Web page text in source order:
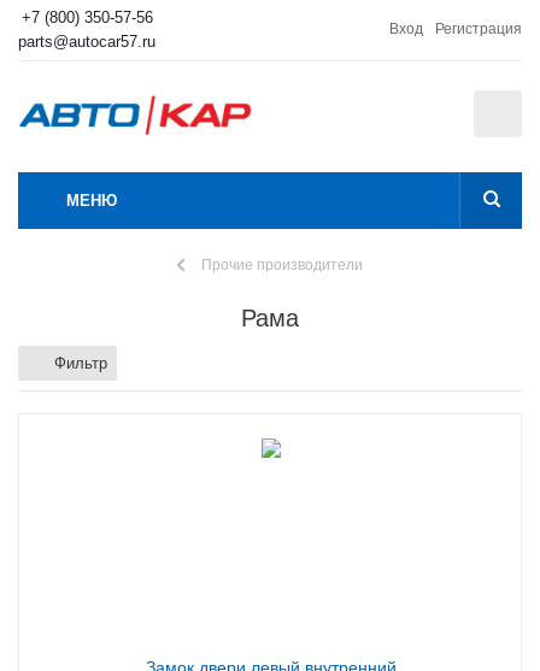
+7 (800) 350-57-56
parts@autocar57.ru
Вход Регистрация
МЕНЮ
Прочие производители
Рама
Фильтр